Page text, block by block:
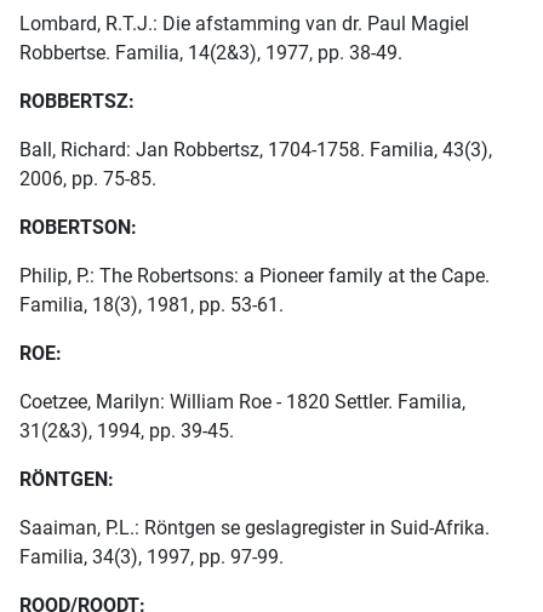
Lombard, R.T.J.: Die afstamming van dr. Paul Magiel
Robbertse. Familia, 14(2&3), 1977, pp. 38-49.
ROBBERTSZ:
Ball, Richard: Jan Robbertsz, 1704-1758. Familia, 43(3),
2006, pp. 75-85.
ROBERTSON:
Philip, P.: The Robertsons: a Pioneer family at the Cape.
Familia, 18(3), 1981, pp. 53-61.
ROE:
Coetzee, Marilyn: William Roe - 1820 Settler. Familia,
31(2&3), 1994, pp. 39-45.
RÖNTGEN:
Saaiman, P.L.: Röntgen se geslagregister in Suid-Afrika.
Familia, 34(3), 1997, pp. 97-99.
ROOD/ROODT: